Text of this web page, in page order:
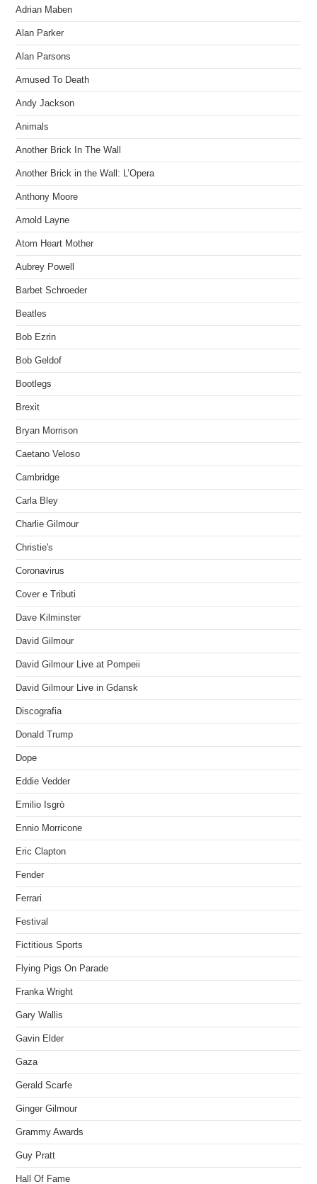
Adrian Maben
Alan Parker
Alan Parsons
Amused To Death
Andy Jackson
Animals
Another Brick In The Wall
Another Brick in the Wall: L’Opera
Anthony Moore
Arnold Layne
Atom Heart Mother
Aubrey Powell
Barbet Schroeder
Beatles
Bob Ezrin
Bob Geldof
Bootlegs
Brexit
Bryan Morrison
Caetano Veloso
Cambridge
Carla Bley
Charlie Gilmour
Christie's
Coronavirus
Cover e Tributi
Dave Kilminster
David Gilmour
David Gilmour Live at Pompeii
David Gilmour Live in Gdansk
Discografia
Donald Trump
Dope
Eddie Vedder
Emilio Isgrò
Ennio Morricone
Eric Clapton
Fender
Ferrari
Festival
Fictitious Sports
Flying Pigs On Parade
Franka Wright
Gary Wallis
Gavin Elder
Gaza
Gerald Scarfe
Ginger Gilmour
Grammy Awards
Guy Pratt
Hall Of Fame